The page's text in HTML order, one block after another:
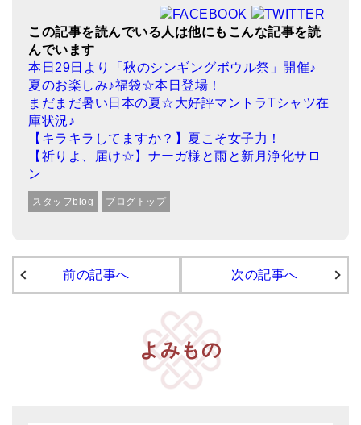
この記事を読んでいる人は他にもこんな記事を読
んでいます
本日29日より「秋のシンギングボウル祭」開催♪
夏のお楽しみ♪福袋☆本日登場！
まだまだ暑い日本の夏☆大好評マントラTシャツ在
庫状況♪
【キラキラしてますか？】夏こそ女子力！
【祈りよ、届け☆】ナーガ様と雨と新月浄化サロ
ン
スタッフblog ブログトップ
前の記事へ 次の記事へ
よみもの